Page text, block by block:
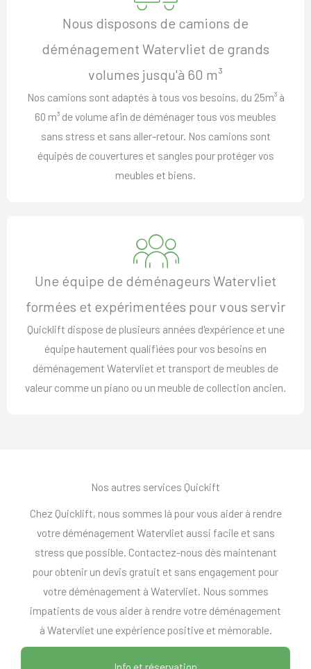
Nous disposons de camions de
déménagement Watervliet de grands
volumes jusqu'à 60 m³
Nos camions sont adaptés à tous vos besoins, du 25m³ à
60 m³ de volume afin de déménager tous vos meubles
sans stress et sans aller-retour. Nos camions sont
équipés de couvertures et sangles pour protéger vos
meubles et biens.
Une équipe de déménageurs Watervliet
formées et expérimentées pour vous servir
Quicklift dispose de plusieurs années d'expérience et une
équipe hautement qualifiées pour vos besoins en
déménagement Watervliet et transport de meubles de
valeur comme un piano ou un meuble de collection ancien.
Nos autres services Quickift
Chez Quicklift, nous sommes là pour vous aider à rendre
votre déménagement Watervliet aussi facile et sans
stress que possible. Contactez-nous dès maintenant
pour obtenir un devis gratuit et sans engagement pour
votre déménagement à Watervliet. Nous sommes
impatients de vous aider à rendre votre déménagement
à Watervliet une expérience positive et mémorable.